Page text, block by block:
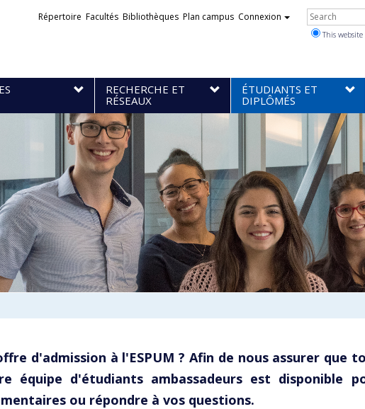
Liens
Répertoire Facultés Bibliothèques Plan campus Connexion
This website
RECHERCHE ET
RÉSEAUX
ÉTUDIANTS ET
DIPLÔMÉS
d'admission à l'ESPUM ? Afin de nous assurer que
équipe d'étudiants ambassadeurs est disponible
ou répondre à vos questions.